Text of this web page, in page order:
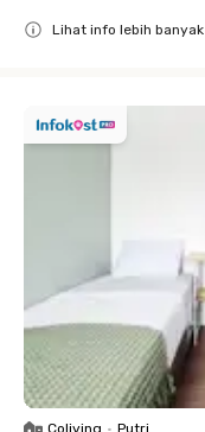
Lihat info lebih banyak
Coliving • Putri